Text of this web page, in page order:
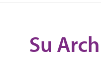
Su